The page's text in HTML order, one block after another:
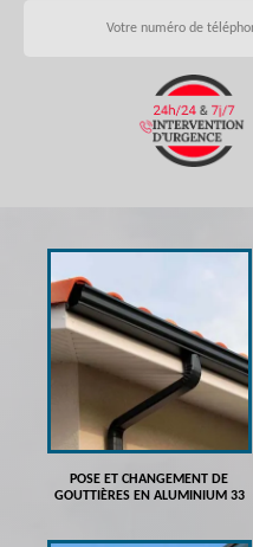
POSE ET CHANGEMENT DE
GOUTTIÈRES EN ALUMINIUM 33